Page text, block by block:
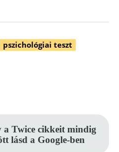
pszichológiai teszt
a Twice cikkeit mindig
lásd a Google-ben